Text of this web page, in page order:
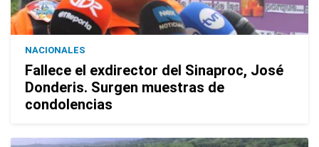
NACIONALES
Fallece el exdirector del Sinaproc, José
Donderis. Surgen muestras de
condolencias